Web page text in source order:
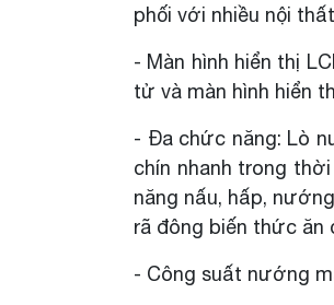
phối với nhiều nội
- Màn hình hiển thị
tử và màn hình hiển
- Đa chức năng: Lò
chín nhanh trong
năng nấu, hấp,
rã đông biến thức ăn
- Công suất nướng